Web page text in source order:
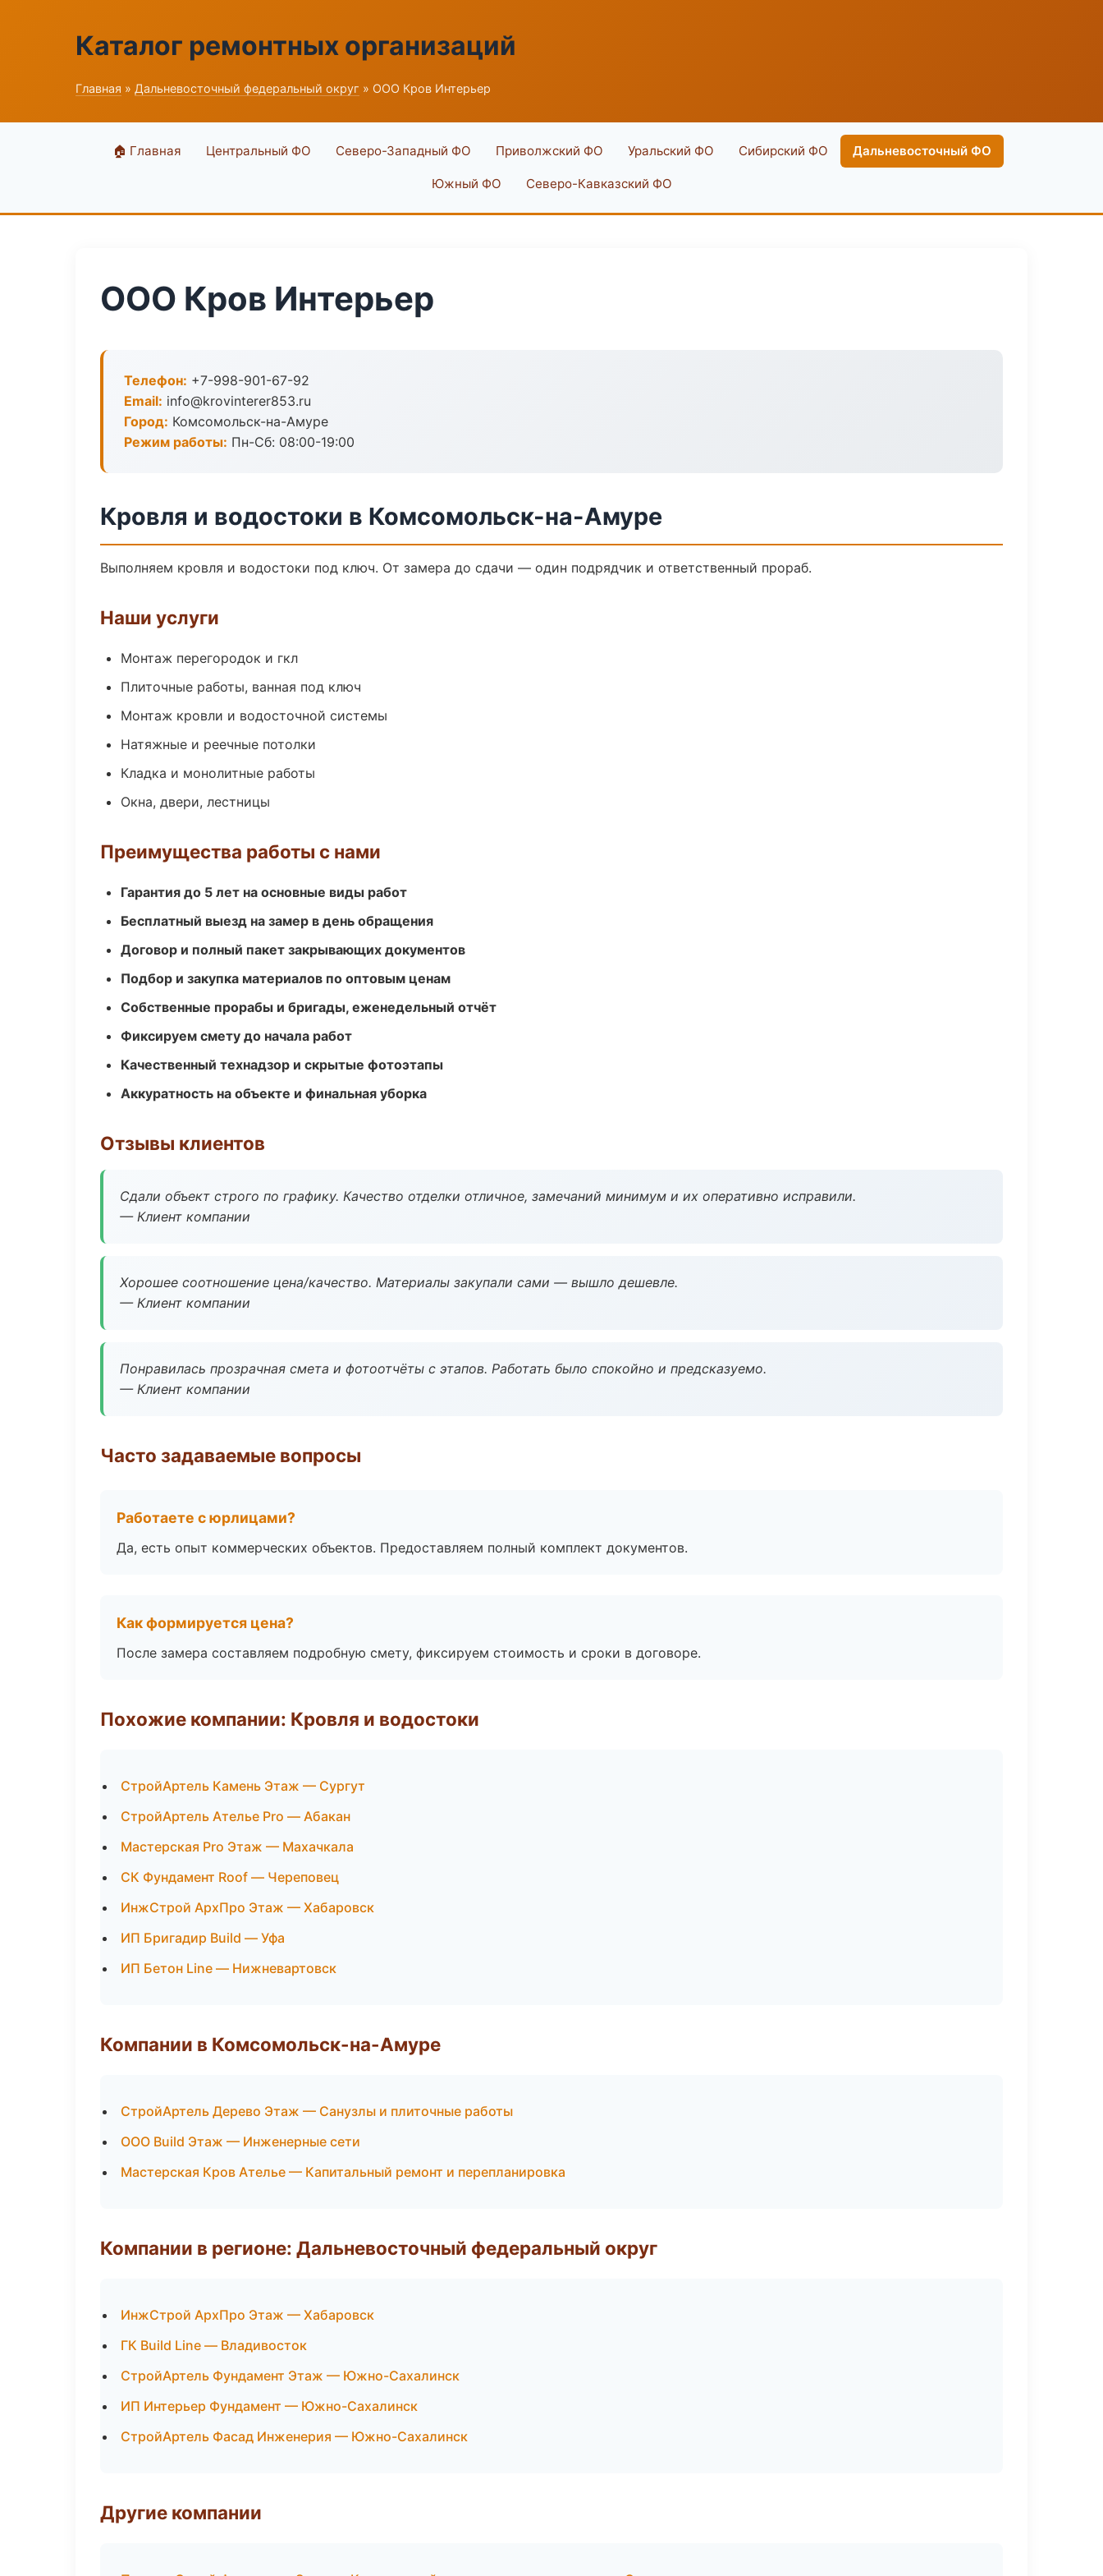
Каталог ремонтных организаций
Главная » Дальневосточный федеральный округ » ООО Кров Интерьер
🏠 Главная Центральный ФО Северо-Западный ФО Приволжский ФО Уральский ФО Сибирский ФО Дальневосточный ФО
Южный ФО Северо-Кавказский ФО
ООО Кров Интерьер
Телефон: +7-998-901-67-92
Email: info@krovinterer853.ru
Город: Комсомольск-на-Амуре
Режим работы: Пн-Сб: 08:00-19:00
Кровля и водостоки в Комсомольск-на-Амуре
Выполняем кровля и водостоки под ключ. От замера до сдачи — один подрядчик и ответственный прораб.
Наши услуги
Монтаж перегородок и гкл
Плиточные работы, ванная под ключ
Монтаж кровли и водосточной системы
Натяжные и реечные потолки
Кладка и монолитные работы
Окна, двери, лестницы
Преимущества работы с нами
Гарантия до 5 лет на основные виды работ
Бесплатный выезд на замер в день обращения
Договор и полный пакет закрывающих документов
Подбор и закупка материалов по оптовым ценам
Собственные прорабы и бригады, еженедельный отчёт
Фиксируем смету до начала работ
Качественный технадзор и скрытые фотоэтапы
Аккуратность на объекте и финальная уборка
Отзывы клиентов
Сдали объект строго по графику. Качество отделки отличное, замечаний минимум и их оперативно исправили.
— Клиент компании
Хорошее соотношение цена/качество. Материалы закупали сами — вышло дешевле.
— Клиент компании
Понравилась прозрачная смета и фотоотчёты с этапов. Работать было спокойно и предсказуемо.
— Клиент компании
Часто задаваемые вопросы
Работаете с юрлицами?
Да, есть опыт коммерческих объектов. Предоставляем полный комплект документов.
Как формируется цена?
После замера составляем подробную смету, фиксируем стоимость и сроки в договоре.
Похожие компании: Кровля и водостоки
СтройАртель Камень Этаж — Сургут
СтройАртель Ателье Pro — Абакан
Мастерская Pro Этаж — Махачкала
СК Фундамент Roof — Череповец
ИнжСтрой АрхПро Этаж — Хабаровск
ИП Бригадир Build — Уфа
ИП Бетон Line — Нижневартовск
Компании в Комсомольск-на-Амуре
СтройАртель Дерево Этаж — Санузлы и плиточные работы
ООО Build Этаж — Инженерные сети
Мастерская Кров Ателье — Капитальный ремонт и перепланировка
Компании в регионе: Дальневосточный федеральный округ
ИнжСтрой АрхПро Этаж — Хабаровск
ГК Build Line — Владивосток
СтройАртель Фундамент Этаж — Южно-Сахалинск
ИП Интерьер Фундамент — Южно-Сахалинск
СтройАртель Фасад Инженерия — Южно-Сахалинск
Другие компании